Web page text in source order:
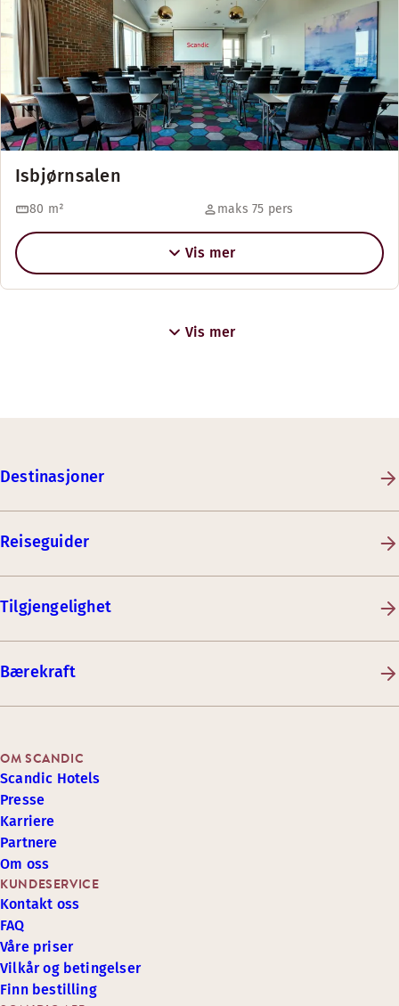
Isbjørnsalen
80 m² maks 75 pers
Vis mer
Vis mer
Destinasjoner
Reiseguider
Tilgjengelighet
Bærekraft
KUNDESERVICE
Kontakt oss
FAQ
Våre priser
Vilkår og betingelser
Finn bestilling
OM SCANDIC
Scandic Hotels
Presse
Karriere
Partnere
Om oss